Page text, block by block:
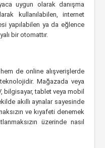
uygun olarak danışma
kullanılabilen, internet
yapılabilen ya da eğlence
bir otomattır.
de online alışverişlerde
Mağazada veya
bilgisayar, tablet veya mobil
akıllı aynalar sayesinde
ve kıyafeti denemek
üzerinde nasıl